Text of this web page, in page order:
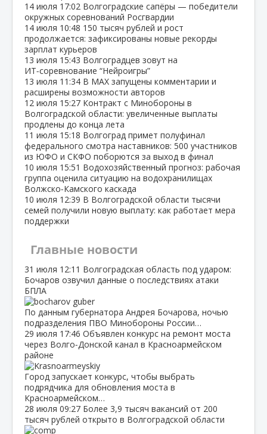
14 июля 17:02 Волгоградские сапёры — победители
окружных соревнований Росгвардии
14 июля 10:48 150 тысяч рублей и рост
продолжается: зафиксированы новые рекорды
зарплат курьеров
13 июля 15:43 Волгоградцев зовут на
ИТ‑соревнование “Нейроигры”
13 июля 11:34 В МАХ запущены комментарии и
расширены возможности авторов
12 июля 15:27 Контракт с Минобороны в
Волгоградской области: увеличенные выплаты
продлены до конца лета
11 июля 15:18 Волгоград примет полуфинал
федерального смотра наставников: 500 участников
из ЮФО и СКФО поборются за выход в финал
10 июля 15:51 Водохозяйственный прогноз: рабочая
группа оценила ситуацию на водохранилищах
Волжско‑Камского каскада
10 июля 12:39 В Волгоградской области тысячи
семей получили новую выплату: как работает мера
поддержки
Главные новости
31 июля 12:11 Волгоградская область под ударом:
Бочаров озвучил данные о последствиях атаки
БПЛА
По данным губернатора Андрея Бочарова, ночью
подразделения ПВО Минобороны России…
29 июля 17:46 Объявлен конкурс на ремонт моста
через Волго‑Донской канал в Красноармейском
районе
Город запускает конкурс, чтобы выбрать
подрядчика для обновления моста в
Красноармейском…
28 июля 09:27 Более 3,9 тысяч вакансий от 200
тысяч рублей открыто в Волгоградской области